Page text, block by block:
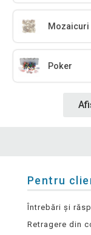
Mozaicuri
Poker
Pentru
Întrebări și
Retragere din